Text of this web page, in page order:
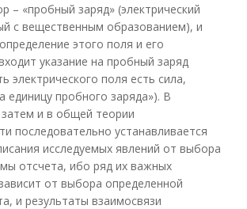
– «пробный заряд» (электрический
с вещественным образованием), и
этого поля и его
указание на пробный заряд
электрического поля есть сила,
единицу пробного заряда»). В
и в общей теории
последовательно устанавливается
исследуемых явлений от выбора
отсчета, ибо ряд их важных
от выбора определенной
и результаты взаимосвязи